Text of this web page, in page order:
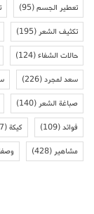
تعطير الجسم(95)
تكثيف الشعر(195)
حالات الشفاء(124)
سعد لمجرد(226)
صباغة الشعر(140)
فوائد(109) كيكة(117)
مشاهير(428)